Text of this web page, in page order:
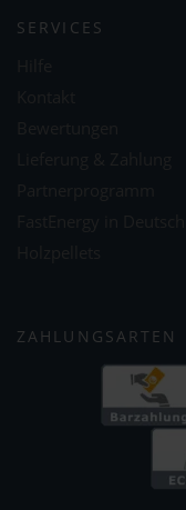
SERVICES
ZAHLUNGSARTEN